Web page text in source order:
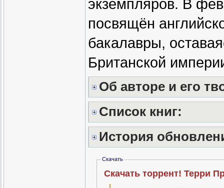
экземпляров. В
посвящён
бакалавры,
Британской
Об авторе и его
Список книг:
История
Скачать
Скачать торрент! Терри